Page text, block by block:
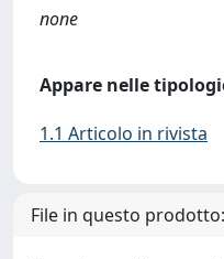
none
Appare nelle
1.1 Articolo in rivista
File in questo prodotto: